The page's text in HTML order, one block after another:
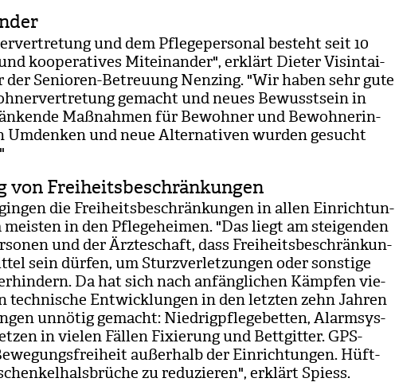
und dem Pfle­ge­per­so­nal besteht seit 10
koope­ra­ti­ves Mit­ein­an­der", erklärt Die­ter Vis­in­tai­
Senio­ren-Betreu­ung Nen­zing. "Wir haben sehr gute
gemacht und neues Bewusst­sein in
Maß­nah­men für Bewoh­ner und Bewoh­ne­rin­
Umden­ken und neue Alter­na­ti­ven wur­den gesucht
von Freiheitsbeschränkungen
die Frei­heits­be­schrän­kun­gen in allen Ein­rich­tun­
meis­ten in den Pfle­ge­hei­men. "Das liegt am stei­gen­den
und der Ärzte­schaft, dass Frei­heits­be­schrän­kun­
sein dür­fen, um Sturz­ver­let­zun­gen oder sons­tige
Da hat sich nach anfäng­li­chen Kämp­fen vie­
tech­ni­sche Ent­wick­lun­gen in den letz­ten zehn Jah­ren
unnö­tig gemacht: Nied­rig­pfle­ge­bet­ten, Alarm­sys­
in vie­len Fäl­len Fixie­rung und Bett­git­ter. GPS-
außer­halb der Ein­rich­tun­gen. Hüft­
zu redu­zie­ren", erklärt Spiess.